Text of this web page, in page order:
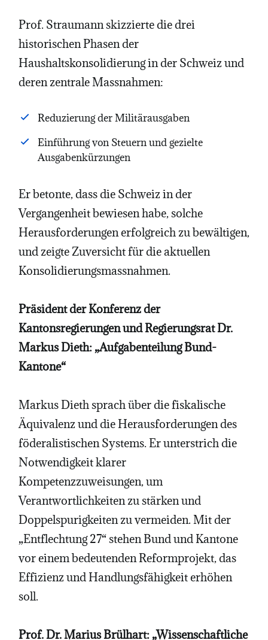
Prof. Straumann skizzierte die drei
historischen Phasen der
Haushaltskonsolidierung in der Schweiz und
deren zentrale Massnahmen:
Reduzierung der Militärausgaben
Einführung von Steuern und gezielte
Ausgabenkürzungen
Er betonte, dass die Schweiz in der
Vergangenheit bewiesen habe, solche
Herausforderungen erfolgreich zu bewältigen,
und zeigte Zuversicht für die aktuellen
Konsolidierungsmassnahmen.
Präsident der Konferenz der
Kantonsregierungen und Regierungsrat Dr.
Markus Dieth: „Aufgabenteilung Bund-
Kantone“
Markus Dieth sprach über die fiskalische
Äquivalenz und die Herausforderungen des
föderalistischen Systems. Er unterstrich die
Notwendigkeit klarer
Kompetenzzuweisungen, um
Verantwortlichkeiten zu stärken und
Doppelspurigkeiten zu vermeiden. Mit der
„Entflechtung 27“ stehen Bund und Kantone
vor einem bedeutenden Reformprojekt, das
Effizienz und Handlungsfähigkeit erhöhen
soll.
Prof. Dr. Marius Brülhart: „Wissenschaftliche